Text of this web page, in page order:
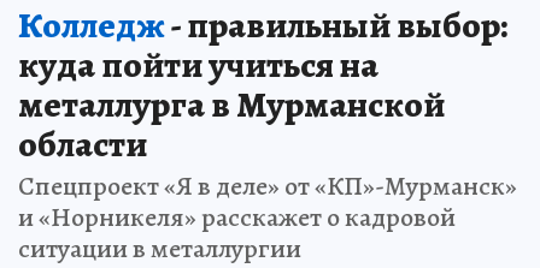
Колледж- правильный выбор:
куда пойти учиться на
металлурга в Мурманской
области
Спецпроект «Я в деле» от «КП»-Мурманск»
и «Норникеля» расскажет о кадровой
ситуации в металлургии